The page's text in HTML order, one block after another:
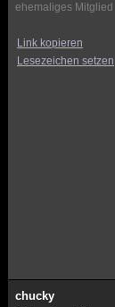
ehemaliges Mitglied
Link kopieren
Lesezeichen setzen
chucky